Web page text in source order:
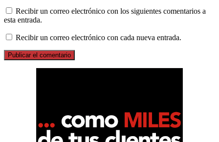
Recibir un correo electrónico con los siguientes comentarios a
esta entrada.
Recibir un correo electrónico con cada nueva entrada.